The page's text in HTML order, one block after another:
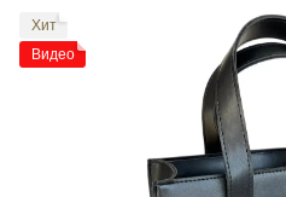
Хит
Видео